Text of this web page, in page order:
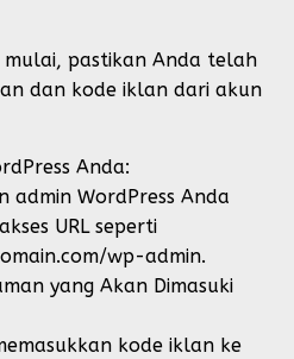
pastikan Anda telah
dan kode iklan dari akun
Anda:
admin WordPress Anda
URL seperti
wp-admin.
yang Akan Dimasuki
kode iklan ke